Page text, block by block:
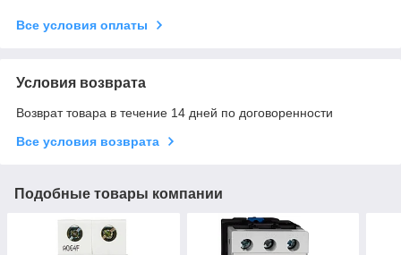
Все условия оплаты
Условия возврата
Возврат товара в течение 14 дней по договоренности
Все условия возврата
Подобные товары компании